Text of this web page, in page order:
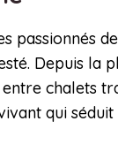
passionnés
Depuis la
chalets
qui